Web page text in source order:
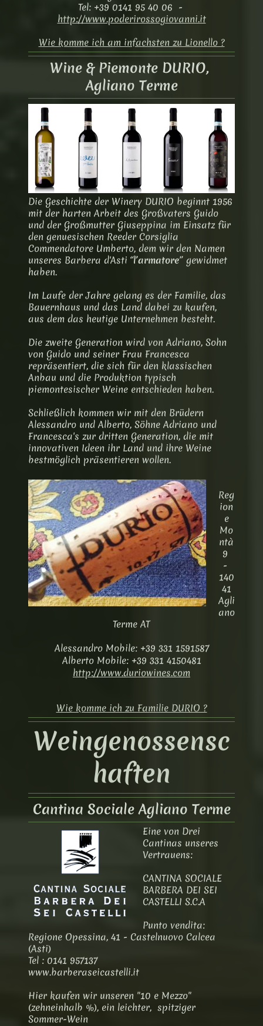
Tel: +39 0141 95 40 06 -
http://www.poderirossogiovanni.it
Wie komme ich am infachsten zu Lionello ?
Wine & Piemonte DURIO,
Agliano Terme
Die Geschichte der Winery DURIO beginnt 1956
mit der harten Arbeit des Großvaters Guido
und der Großmutter Giuseppina im Einsatz für
den genuesischen Reeder Corsiglia
Commendatore Umberto, dem wir den Namen
unseres Barbera d'Asti “l’armatore” gewidmet
haben.
Im Laufe der Jahre gelang es der Familie, das
Bauernhaus und das Land dabei zu kaufen,
aus dem das heutige Unternehmen besteht.
Die zweite Generation wird von Adriano, Sohn
von Guido und seiner Frau Francesca
repräsentiert, die sich für den klassischen
Anbau und die Produktion typisch
piemontesischer Weine entschieden haben.
Schließlich kommen wir mit den Brüdern
Alessandro und Alberto, Söhne Adriano und
Francesca's zur dritten Generation, die mit
innovativen Ideen ihr Land und ihre Weine
bestmöglich präsentieren wollen.
Reg
ion
e
Mo
ntà
9
-
140
41
Agli
ano
Terme AT
Alessandro Mobile: +39 331 1591587
Alberto Mobile: +39 331 4150481
http://www.duriowines.com
Wie komme ich zu Familie DURIO ?
Weingenossensc
haften
Cantina Sociale Agliano Terme
Eine von Drei
Cantinas unseres
Vertrauens:
CANTINA SOCIALE
BARBERA DEI SEI
CASTELLI S.C.A
Punto vendita:
Regione Opessina, 41 - Castelnuovo Calcea
(Asti)
Tel : 0141 957137
www.barberaseicastelli.it
Hier kaufen wir unseren "10 e Mezzo"
(zehneinhalb %), ein leichter, spitziger
Sommer-Wein